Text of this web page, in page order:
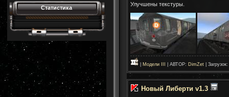
Статистика
Улучшены текстуры.
| Модели III | АВТОР: DimZet|
Новый Либерти v1.3